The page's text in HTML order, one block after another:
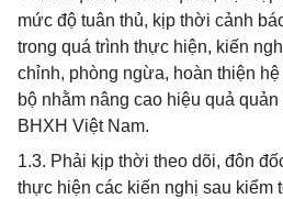
mức độ tuân thủ, kịp thời cảnh
trong quá trình thực hiện, kiến
chỉnh, phòng ngừa, hoàn thiện
bộ nhằm nâng cao hiệu quả
BHXH Việt Nam.
1.3. Phải kịp thời theo dõi, đôn
thực hiện các kiến nghị sau kiểm